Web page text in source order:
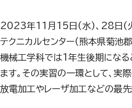
2023年11月15日(水)、28日(火
テクニカルセンター(熊本県菊池
機械工学科では1年生後期になる
ます。その実習の一環として、実
放電加工やレーザ加工などの最先